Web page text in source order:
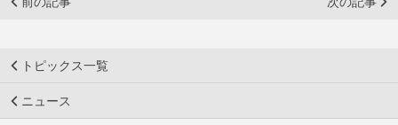
トピックス一覧
ニュース